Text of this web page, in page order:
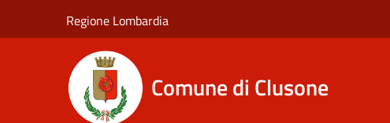
Regione Lombardia
Comune di Clusone